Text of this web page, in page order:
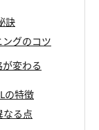
訣
グのコツ
変わる
の特徴
なる点